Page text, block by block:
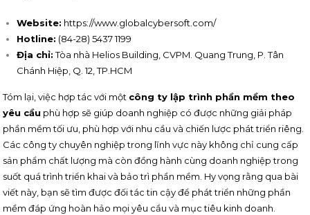
Website: https://www.globalcybersoft.com/
Hotline: (84-28) 5437 1199
Địa chỉ:Tòa nhà Helios Building, CVPM. Quang Trung, P. Tân
Chánh Hiệp, Q. 12, TP.HCM
Tóm lại, việc hợp tác với một công ty lập trình phần mềm theo
yêu cầu phù hợp sẽ giúp doanh nghiệp có được những giải pháp
phần mềm tối ưu, phù hợp với nhu cầu và chiến lược phát triển riêng.
Các công ty chuyên nghiệp trong lĩnh vực này không chỉ cung cấp
sản phẩm chất lượng mà còn đồng hành cùng doanh nghiệp trong
suốt quá trình triển khai và bảo trì phần mềm. Hy vọng rằng qua bài
viết này, bạn sẽ tìm được đối tác tin cậy để phát triển những phần
mềm đáp ứng hoàn hảo mọi yêu cầu và mục tiêu kinh doanh.